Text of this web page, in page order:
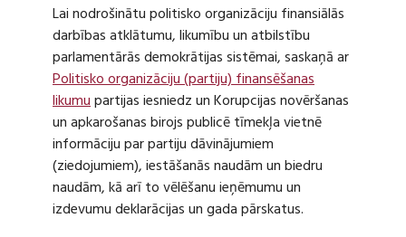
Lai nodrošinātu politisko organizāciju finansiālās
darbības atklātumu, likumību un atbilstību
parlamentārās demokrātijas sistēmai, saskaņā ar
Politisko organizāciju (partiju) finansēšanas
likumupartijas iesniedz un Korupcijas novēršanas
un apkarošanas birojs publicē tīmekļa vietnē
informāciju par partiju dāvinājumiem
(ziedojumiem), iestāšanās naudām un biedru
naudām, kā arī to vēlēšanu ieņēmumu un
izdevumu deklarācijas un gada pārskatus.